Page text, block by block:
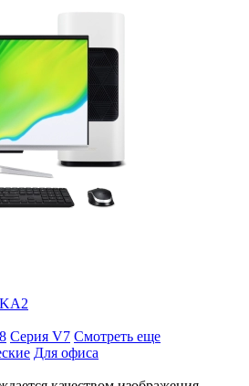
Серия V7 Смотреть еще
Для офиса